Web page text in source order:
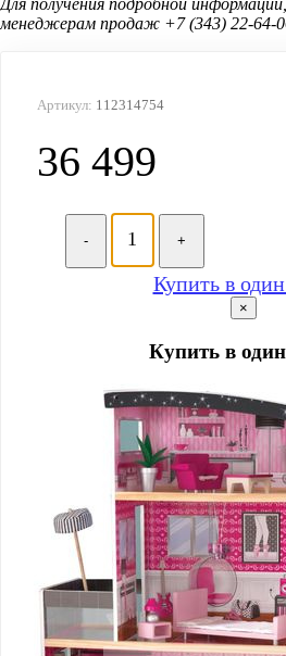
менеджерам продаж +7 (343) 22-64-
Артикул: 112314754
36 499
- +
Купить в
×
Купить в